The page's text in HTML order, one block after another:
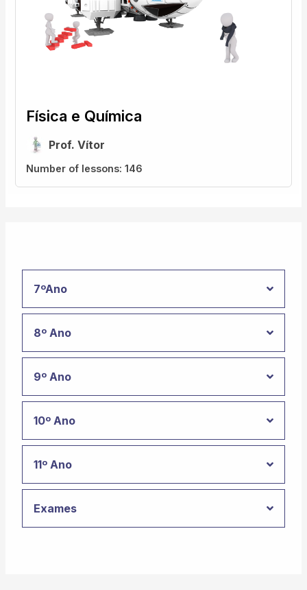
7ºAno
8º Ano
9º Ano
10º Ano
11º Ano
Exames
Física e Química
Prof. Vítor
Number of lessons:146